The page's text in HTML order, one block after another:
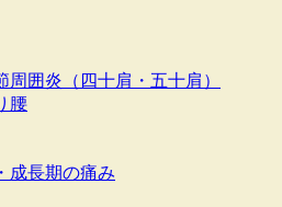
周囲炎（四十肩・五十肩）
腰
成長期の痛み